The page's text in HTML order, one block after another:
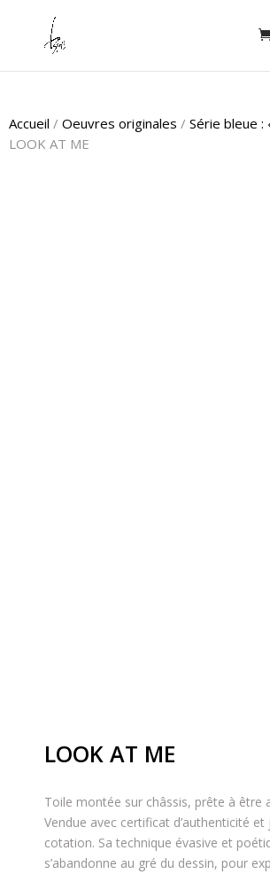
Accueil / Oeuvres originales / Série bleue :
LOOK AT ME
LOOK AT ME
Toile montée sur châssis, prête à être
Vendue avec certificat d’authenticité
cotation. Sa technique évasive et
s’abandonne au gré du dessin, pour